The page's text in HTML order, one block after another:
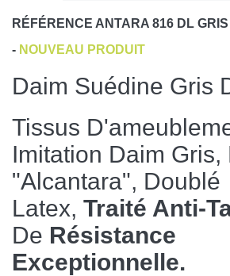
RÉFÉRENCE ANTARA 816 DL GRIS
- NOUVEAU PRODUIT
Daim Suédine Gris
Tissus
Imitation Daim Gris,
"Alcantara", Doublé
Latex, Traité Anti-
De Résistance
Exceptionnelle.